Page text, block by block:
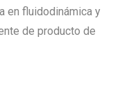
en fluidodinámica y
de producto de